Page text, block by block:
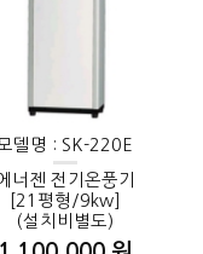
모델명 : SK-220E
너젠 전기온풍기
[21평형/9kw]
(설치비별도)